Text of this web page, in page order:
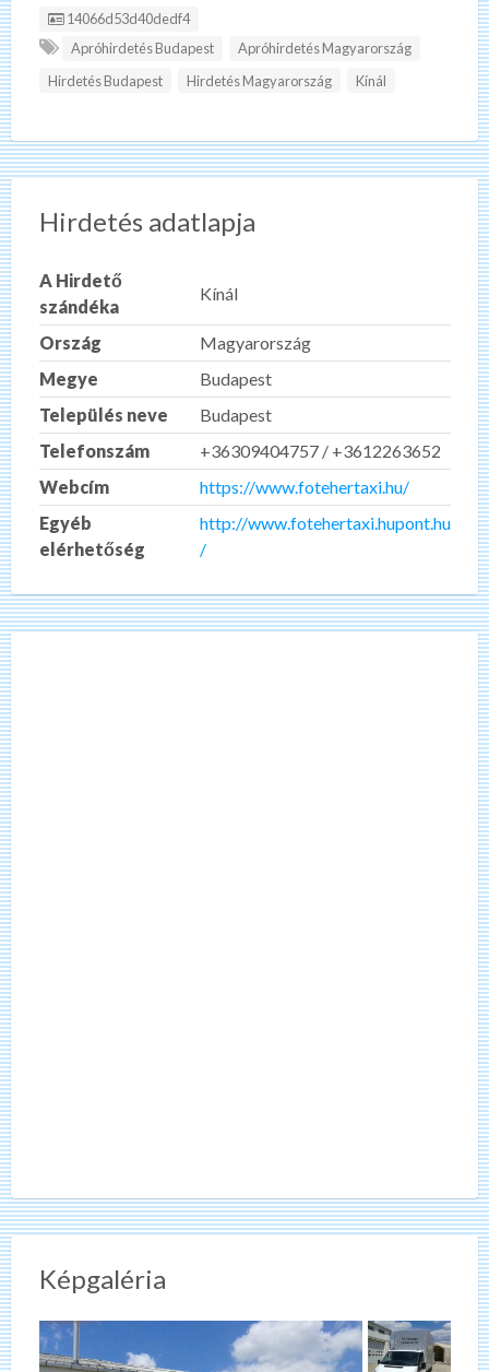
Hirdetés ID:
14066d53d40dedf4
Apróhirdetés Budapest
Apróhirdetés Magyarország
Hirdetés Budapest
Hirdetés Magyarország Kínál
Hirdetés adatlapja
A Hirdető
szándéka
Kínál
Ország
Magyarország
Megye
Budapest
Település neve
Budapest
Telefonszám
+36309404757 / +3612263652
Webcím
https://www.fotehertaxi.hu/
Egyéb
elérhetőség
http://www.fotehertaxi.hupont.hu
/
Képgaléria